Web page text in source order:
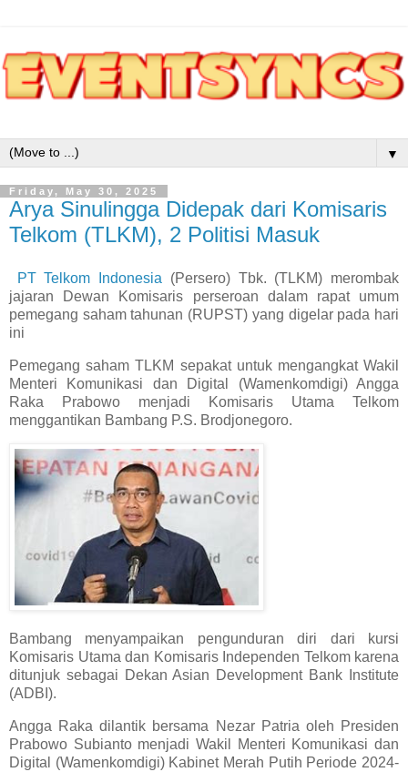
▼
Friday, May 30, 2025
Arya Sinulingga Didepak dari Komisaris
Telkom (TLKM), 2 Politisi Masuk
PT Telkom Indonesia (Persero) Tbk. (TLKM) merombak
jajaran Dewan Komisaris perseroan dalam rapat umum
pemegang saham tahunan (RUPST) yang digelar pada hari
ini
Pemegang saham TLKM sepakat untuk mengangkat Wakil
Menteri Komunikasi dan Digital (Wamenkomdigi) Angga
Raka Prabowo menjadi Komisaris Utama Telkom
menggantikan Bambang P.S. Brodjonegoro.
Bambang menyampaikan pengunduran diri dari kursi
Komisaris Utama dan Komisaris Independen Telkom karena
ditunjuk sebagai Dekan Asian Development Bank Institute
(ADBI).
Angga Raka dilantik bersama Nezar Patria oleh Presiden
Prabowo Subianto menjadi Wakil Menteri Komunikasi dan
Digital (Wamenkomdigi) Kabinet Merah Putih Periode 2024-